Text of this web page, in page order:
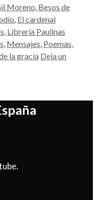
Moreno, Besos de
, El cardenal
, Librería Paulinas
, Mensajes, Poemas,
la gracia Deja un